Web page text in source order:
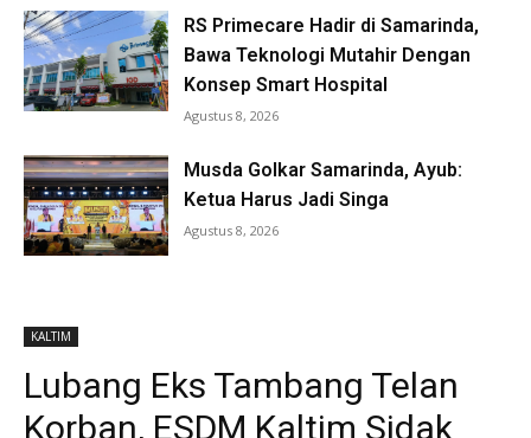
RS Primecare Hadir di Samarinda,
Bawa Teknologi Mutahir Dengan
Konsep Smart Hospital
Agustus 8, 2026
Musda Golkar Samarinda, Ayub:
Ketua Harus Jadi Singa
Agustus 8, 2026